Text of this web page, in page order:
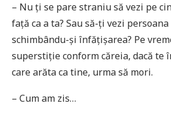
– Nu ți se pare straniu să vezi pe
față ca a ta? Sau să-ți vezi
schimbându-și înfățișarea? Pe
superstiție conform căreia, dacă te
care arăta ca tine, urma să mori.
– Cum am zis…